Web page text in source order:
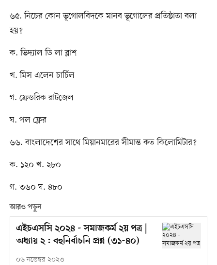
৬৫. নিচের কোন ভূগোলবিদকে মানব ভূগোলের প্রতিষ্ঠাতা বলা
হয়?
ক. ভিদ্যাল ডি লা ব্লাশ
খ. মিস এলেন চার্চিল
গ. ফ্রেডরিক রাটজেল
ঘ. পল ফ্লের
৬৬. বাংলাদেশের সাথে মিয়ানমারের সীমান্ত কত কিলোমিটার?
ক. ১২০ খ. ২৮০
গ. ৩৬০ ঘ. ৪৮০
আরও পড়ুন
এইচএসসি ২০২৪ - সমাজকর্ম ২য় পত্র |
অধ্যায় ২ : বহুনির্বাচনি প্রশ্ন (৩১-৪০)
০৬ নভেম্বর ২০২৩